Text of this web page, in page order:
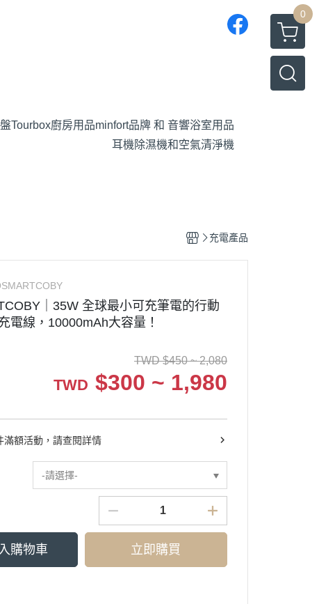
0
Tourbox廚房用品minfort品牌 和 音響浴室用品
耳機除濕機和空氣清淨機
充電產品
｜35W 全球最小可充筆電的行動
電線，10000mAh大容量！
TWD $450 ~ 2,080
TWD $300 ~ 1,980
滿額活動，請查閱詳情
-請選擇-
購物車 立即購買